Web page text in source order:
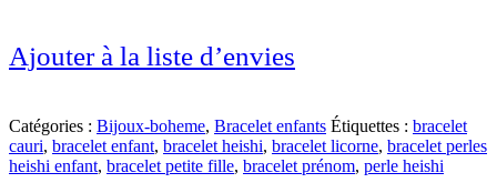
Ajouter à la liste d’envies
Catégories : Bijoux-boheme, Bracelet enfants Étiquettes : bracelet
cauri, bracelet enfant, bracelet heishi, bracelet licorne, bracelet perles
heishi enfant, bracelet petite fille, bracelet prénom, perle heishi